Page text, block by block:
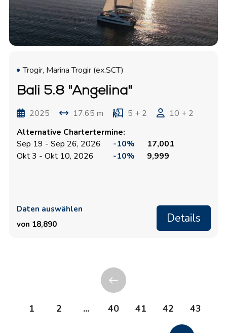
Trogir, Marina Trogir (ex.SCT)
Bali 5.8 "Angelina"
2025 17.65 m 5 + 2
10 + 2
Alternative Chartertermine:
Sep 19 - Sep 26, 2026
-10%
17,001
Okt 3 - Okt 10, 2026
-10% 9,999
Daten auswählen
von 18,890
Details
1 2 ... 40 41 42 43